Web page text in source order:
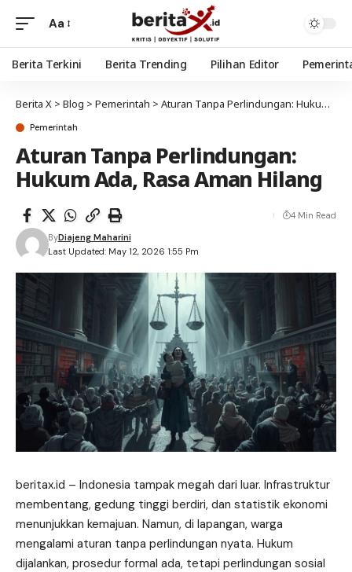
Aa
Berita Terkini Berita Trending Pilihan Editor
Berita X > Blog > Pemerintah > Aturan Tanpa Perlindungan: Hukum Ada, Rasa Aman Hilang
Pemerintah
Aturan Tanpa Perlindungan:
Hukum Ada, Rasa Aman Hilang
Last Updated: May 12, 2026 1:55 Pm
ByDiajeng Maharini
4 Min Read
beritax.id – Indonesia tampak megah dari luar. Infrastruktur
membentang, gedung tinggi berdiri, dan statistik ekonomi
menunjukkan kemajuan. Namun, di lapangan, warga
mengalami aturan tanpa perlindungan nyata. Hukum
dijalankan, prosedur formal ada, tetapi perlindungan sosial